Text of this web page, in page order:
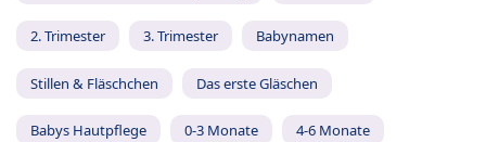
2. Trimester 3. Trimester Babynamen
Stillen & Fläschchen Das erste Gläschen
Babys Hautpflege 0-3 Monate 4-6 Monate